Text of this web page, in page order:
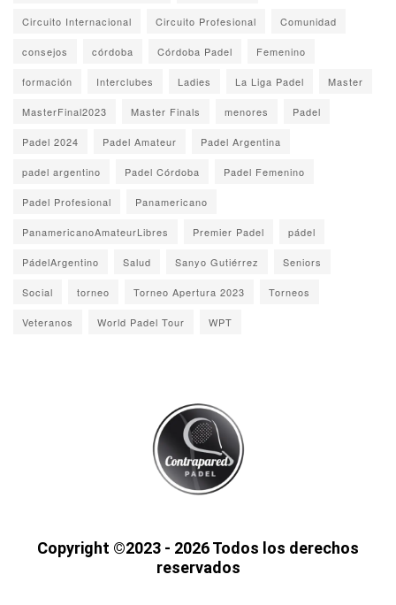
Circuito Internacional Circuito Profesional Comunidad
consejos córdoba Córdoba Padel Femenino
formación Interclubes Ladies La Liga Padel Master
MasterFinal2023 Master Finals menores Padel
Padel 2024 Padel Amateur Padel Argentina
padel argentino Padel Córdoba Padel Femenino
Padel Profesional Panamericano
PanamericanoAmateurLibres Premier Padel pádel
PádelArgentino Salud Sanyo Gutiérrez Seniors
Social torneo Torneo Apertura 2023 Torneos
Veteranos World Padel Tour WPT
Copyright ©2023 - 2026 Todos los derechos
reservados